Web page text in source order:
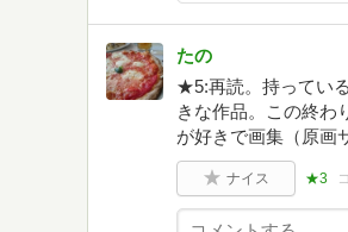
たの
★5:再読。持ってい
きな作品。この終わ
が好きで画集（原画
ナイス ★3